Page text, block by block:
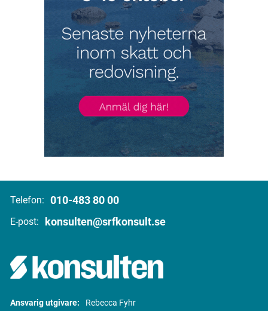
Telefon: 010-483 80 00
E-post: konsulten@srfkonsult.se
Ansvarig utgivare: Rebecca Fyhr